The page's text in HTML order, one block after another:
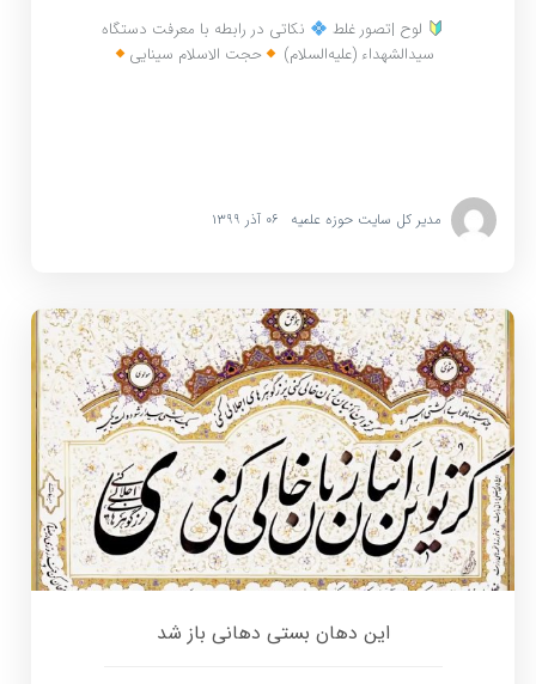
لوح |تصور غلط
نکاتی در رابطه با معرفت دستگاه
سیدالشهداء (علیه‌السلام)
حجت الاسلام سینایی
مدیر کل سایت حوزه علمیه ۰۶ آذر ۱۳۹۹
این دهان بستی دهانی باز شد